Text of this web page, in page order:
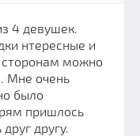
4 девушек.
нтересные и
сторонам можно
Мне очень
было
пришлось
другу.